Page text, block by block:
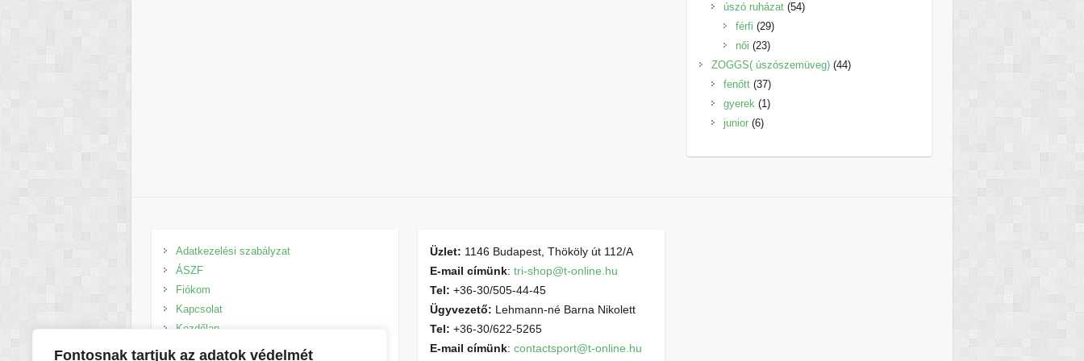
Fontosnak tartjuk az adatok védelmét
termék
úszó ruházat 5454
férfi 2929
női 2323
termék
ZOGGS( úszószemüveg) 4444
fenőtt 3737
termék
gyerek 11
junior 66
Adatkezelési szabályzat
ÁSZF
Fiókom
Kapcsolat
Kezdőlap
Üzlet: 1146 Budapest, Thököly út 112/A
E-mail címünk:tri-shop@t-online.hu
Tel: +36-30/505-44-45
Ügyvezető: Lehmann-né Barna Nikolett
Tel: +36-30/622-5265
E-mail címünk:contactsport@t-online.hu